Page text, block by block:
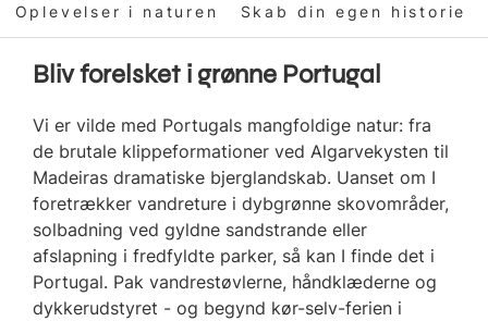
Oplevelser i naturen Skab din egen historie
Bliv forelsket i grønne Portugal
Vi er vilde med Portugals mangfoldige natur: fra
de brutale klippeformationer ved Algarvekysten til
Madeiras dramatiske bjerglandskab. Uanset om I
foretrækker vandreture i dybgrønne skovområder,
solbadning ved gyldne sandstrande eller
afslapning i fredfyldte parker, så kan I finde det i
Portugal. Pak vandrestøvlerne, håndklæderne og
dykkerudstyret - og begynd kør-selv-ferien i